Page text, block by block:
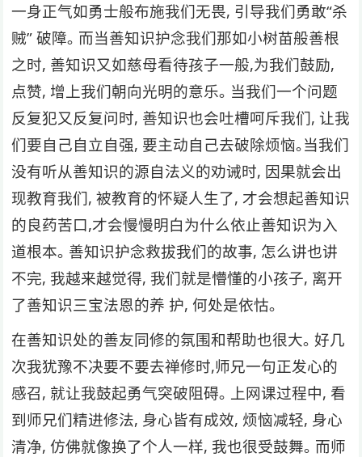
⼀身正⽓如勇⼠般布施我们⽆畏, 引导我们勇敢“杀
贼” 破障｡ ⽽当善知识护念我们那如⼩树苗般善根
之时, 善知识⼜如慈⺟看待孩⼦⼀般,为我们⿎励,
点赞, 增上我们朝向光明的意乐｡ 当我们⼀个问题
反复犯⼜反复问时, 善知识也会吐槽呵斥我们, 让我
们要⾃⼰⾃⽴⾃强, 要主动⾃⼰去破除烦恼｡当我们
没有听从善知识的源⾃法义的劝诫时, 因果就会出
现教育我们, 被教育的怀疑⼈⽣了, 才会想起善知识
的良药苦⼝,才会慢慢明⽩为什么依⽌善知识为⼊
道根本｡ 善知识护念救拔我们的故事, 怎么讲也讲
不完, 我越来越觉得, 我们就是懵懂的⼩孩⼦, 离开
了善知识三宝法恩的养 护, 何处是依怙｡
在善知识处的善友同修的氛围和帮助也很⼤｡ 好⼏
次我犹豫不决要不要去禅修时,师兄⼀句正发⼼的
感召, 就让我⿎起勇⽓突破阻碍｡ 上⽹课过程中, 看
到师兄们精进修法, 身⼼皆有成效, 烦恼减轻, 身⼼
清净, 仿佛就像换了个⼈⼀样, 我也很受⿎舞｡ ⽽师